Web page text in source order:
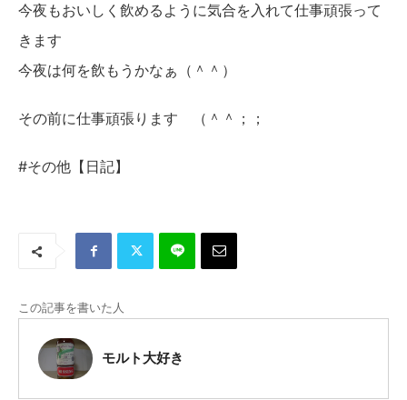
今夜もおいしく飲めるように気合を入れて仕事頑張って
きます
今夜は何を飲もうかなぁ（＾＾）
その前に仕事頑張ります （＾＾；；
#その他【日記】
この記事を書いた人
モルト大好き